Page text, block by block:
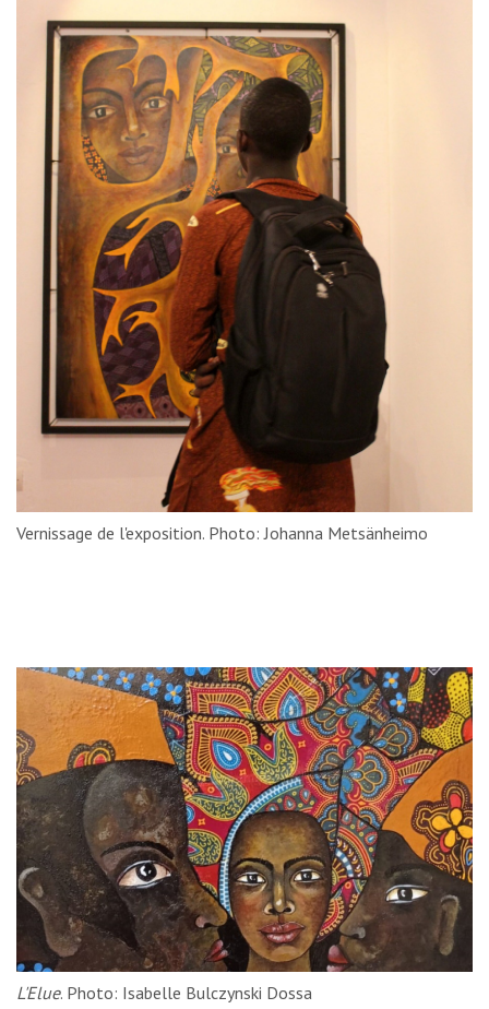
Vernissage de l'exposition. Photo: Johanna Metsänheimo
L'Elue. Photo: Isabelle Bulczynski Dossa